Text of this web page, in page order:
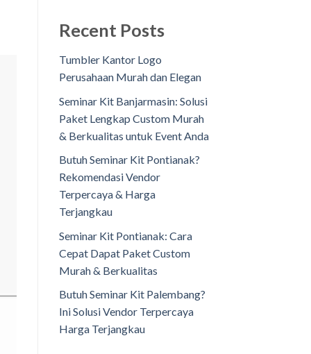
Recent Posts
Tumbler Kantor Logo
Perusahaan Murah dan Elegan
Seminar Kit Banjarmasin: Solusi
Paket Lengkap Custom Murah
& Berkualitas untuk Event Anda
Butuh Seminar Kit Pontianak?
Rekomendasi Vendor
Terpercaya & Harga
Terjangkau
Seminar Kit Pontianak: Cara
Cepat Dapat Paket Custom
Murah & Berkualitas
Butuh Seminar Kit Palembang?
Ini Solusi Vendor Terpercaya
Harga Terjangkau